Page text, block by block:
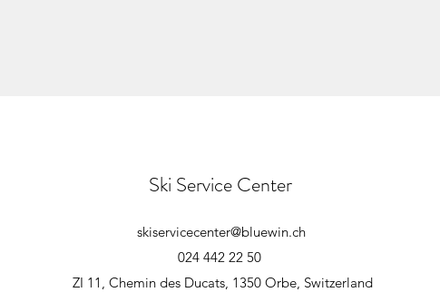
Ski Service Center
skiservicecenter@bluewin.ch
024 442 22 50
ZI 11, Chemin des Ducats, 1350 Orbe, Switzerland